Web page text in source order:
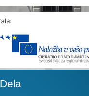
Dela